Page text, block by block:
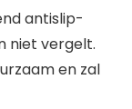
antislip-
niet vergelt.
en zal